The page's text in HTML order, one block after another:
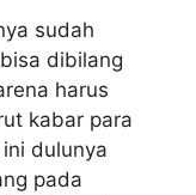
sudah
dibilang
harus
kabar para
dulunya
pada